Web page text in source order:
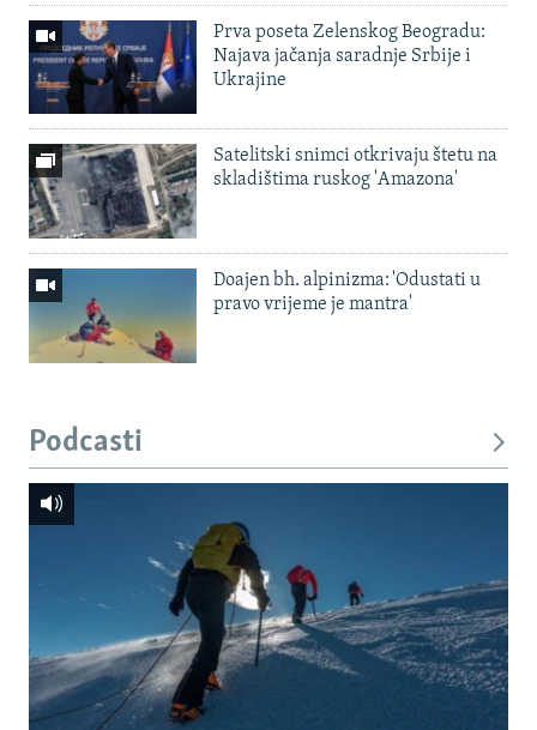
Prva poseta Zelenskog Beogradu:
Najava jačanja saradnje Srbije i
Ukrajine
Satelitski snimci otkrivaju štetu na
skladištima ruskog 'Amazona'
Doajen bh. alpinizma: 'Odustati u
pravo vrijeme je mantra'
Podcasti